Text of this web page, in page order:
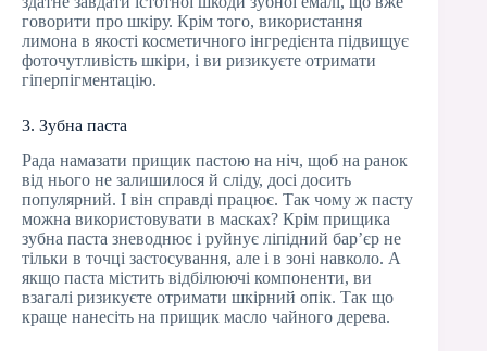
говорити про шкіру. Крім того, використання
лимона в якості косметичного інгредієнта підвищує
фоточутливість шкіри, і ви ризикуєте отримати
гіперпігментацію.
3. Зубна паста
Рада намазати прищик пастою на ніч, щоб на ранок
від нього не залишилося й сліду, досі досить
популярний. І він справді працює. Так чому ж пасту
можна використовувати в масках? Крім прищика
зубна паста зневоднює і руйнує ліпідний бар’єр не
тільки в точці застосування, але і в зоні навколо. А
якщо паста містить відбілюючі компоненти, ви
взагалі ризикуєте отримати шкірний опік. Так що
краще нанесіть на прищик масло чайного дерева.